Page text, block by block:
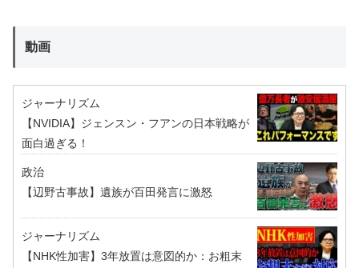
動画
ジャーナリズム
【NVIDIA】ジェンスン・フアンの日本戦略が
面白過ぎる！
政治
【辺野古事故】遺族が百田発言に激怒
ジャーナリズム
【NHK性加害】3年放置は意図的か：お粗末